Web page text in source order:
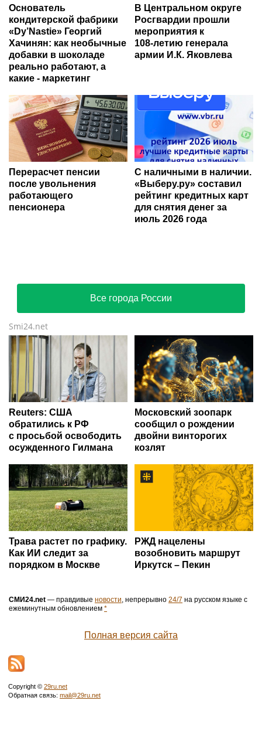
Основатель
кондитерской фабрики
«Dy’Nastie» Георгий
Хачинян: как необычные
добавки в шоколаде
реально работают, а
какие - маркетинг
В Центральном округе
Росгвардии прошли
мероприятия к
108‑летию генерала
армии И.К. Яковлева
Перерасчет пенсии
после увольнения
работающего
пенсионера
С наличными в наличии.
«Выберу.ру» составил
рейтинг кредитных карт
для снятия денег за
июль 2026 года
Все города России
Smi24.net
Reuters: США
обратились к РФ
с просьбой освободить
осужденного Гилмана
Московский зоопарк
сообщил о рождении
двойни винторогих
козлят
Трава растет по графику.
Как ИИ следит за
порядком в Москве
РЖД нацелены
возобновить маршрут
Иркутск – Пекин
СМИ24.net — правдивые новости, непрерывно 24/7 на русском языке с
ежеминутным обновлением *
Полная версия сайта
Copyright © 29ru.net
Обратная связь: mail@29ru.net